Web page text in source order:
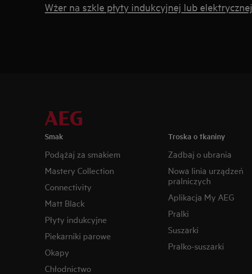
Wżer na szkle płyty indukcyjnej lub elektrycznej
Smak
Podążaj za smakiem
Mastery Collection
Connectivity
Matt Black
Płyty indukcyjne
Piekarniki parowe
Okapy
Chłodnictwo
Troska o tkaniny
Zadbaj o ubrania
Nowa linia urządzeń
pralniczych
Aplikacja My AEG
Pralki
Suszarki
Pralko-suszarki